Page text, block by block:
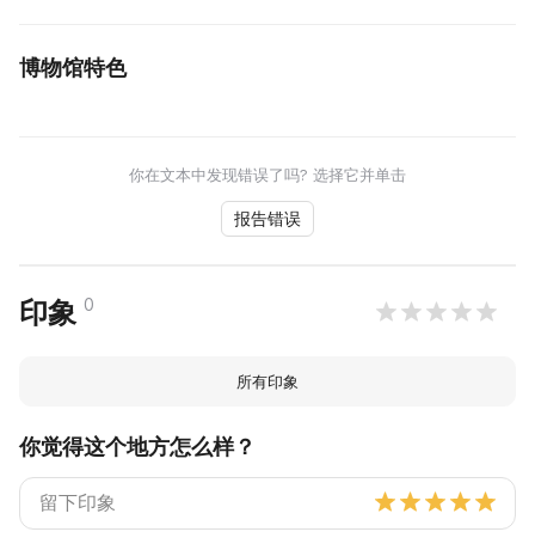
博物馆特色
你在文本中发现错误了吗? 选择它并单击
报告错误
印象 0
所有印象
你觉得这个地方怎么样？